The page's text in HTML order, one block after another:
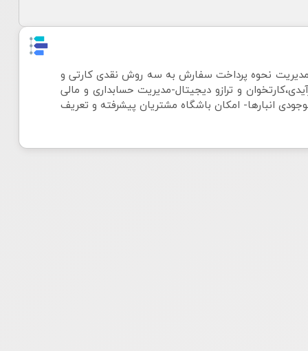
نحوه پرداخت سفارش به سه روش نقدی کارتی و
و ترازو دیجیتال-مدیریت حسابداری و مالی
انبارها- امکان باشگاه مشتریان پیشرفته و تعریف